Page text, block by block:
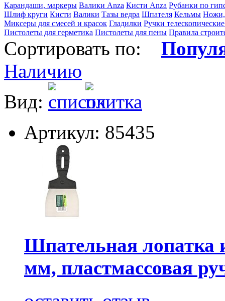
Карандаши, маркеры Валики Anza Кисти Anza Рубанки по
Шлиф круги Кисти Валики Тазы ведра Шпателя Кельмы Ножи,
Миксеры для смесей и красок Гладилки Ручки
Пистолеты для герметика Пистолеты для пены Правила
Сортировать по:
Наличию
Вид:
Артикул: 85435
Шпательная лопатка
мм, пластмассовая